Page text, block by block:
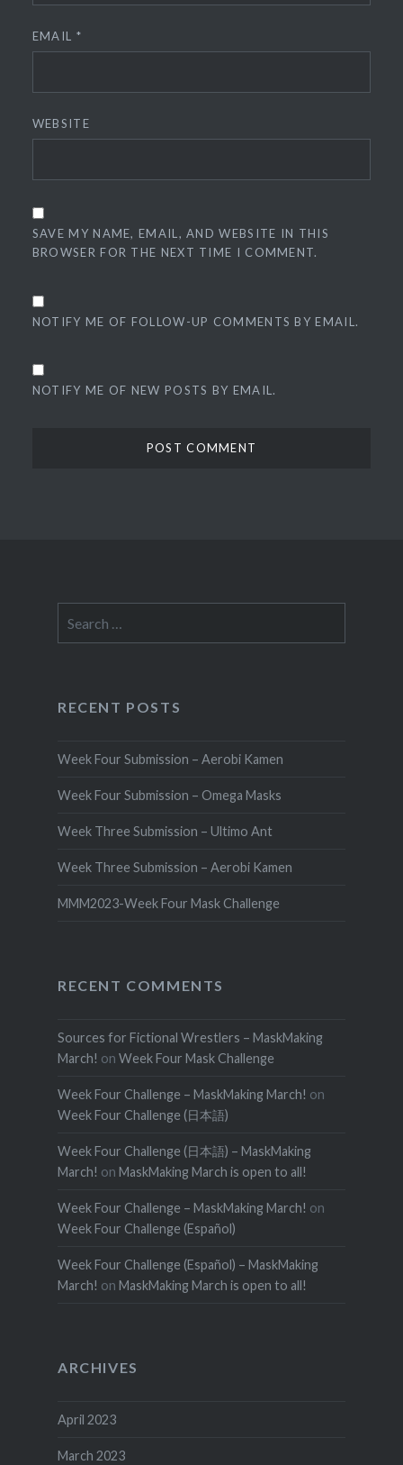
EMAIL *
WEBSITE
SAVE MY NAME, EMAIL, AND WEBSITE IN THIS
BROWSER FOR THE NEXT TIME I COMMENT.
NOTIFY ME OF FOLLOW-UP COMMENTS BY EMAIL.
NOTIFY ME OF NEW POSTS BY EMAIL.
for:
RECENT POSTS
Week Four Submission – Aerobi Kamen
Week Four Submission – Omega Masks
Week Three Submission – Ultimo Ant
Week Three Submission – Aerobi Kamen
MMM2023-Week Four Mask Challenge
RECENT COMMENTS
Sources for Fictional Wrestlers – MaskMaking
March! on Week Four Mask Challenge
Week Four Challenge – MaskMaking March! on
Week Four Challenge (日本語)
Week Four Challenge (日本語) – MaskMaking
March! on MaskMaking March is open to all!
Week Four Challenge – MaskMaking March! on
Week Four Challenge (Español)
Week Four Challenge (Español) – MaskMaking
March! on MaskMaking March is open to all!
ARCHIVES
April 2023
March 2023